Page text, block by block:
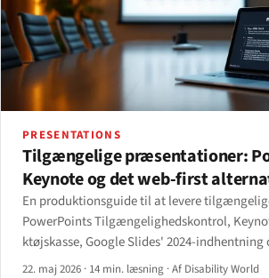
PRESENTATIONS
Tilgængelige præsentationer:
Keynote og det web-first
En produktionsguide til at levere
PowerPoints Tilgængelighedskontrol,
ktøjskasse, Google Slides' 2024-indhentning
first Reveal.js / Slidev / Marp-rute — med et
22. maj 2026 · 14 min. læsning ·Af Disability World